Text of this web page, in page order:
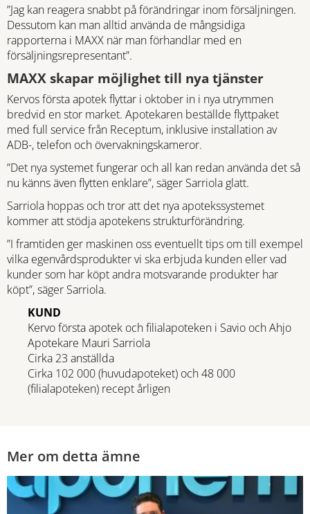
”Jag kan reagera snabbt på förändringar inom försäljningen.
Dessutom kan man alltid använda de mångsidiga
rapporterna i MAXX när man förhandlar med en
försäljningsrepresentant”.
MAXX skapar möjlighet till nya tjänster
Kervos första apotek flyttar i oktober in i nya utrymmen
bredvid en stor market. Apotekaren beställde flyttpaket
med full service från Receptum, inklusive installation av
ADB-, telefon och övervakningskameror.
”Det nya systemet fungerar och all kan redan använda det så
nu känns även flytten enklare”, säger Sarriola glatt.
Sarriola hoppas och tror att det nya apotekssystemet
kommer att stödja apotekens strukturförändring.
”I framtiden ger maskinen oss eventuellt tips om till exempel
vilka egenvårdsprodukter vi ska erbjuda kunden eller vad
kunder som har köpt andra motsvarande produkter har
köpt”, säger Sarriola.
KUND
Kervo första apotek och filialapoteken i Savio och Ahjo
Apotekare Mauri Sarriola
Cirka 23 anställda
Cirka 102 000 (huvudapoteket) och 48 000
(filialapoteken) recept årligen
Mer om detta ämne